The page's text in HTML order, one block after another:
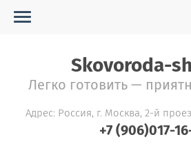
Skovoroda-
Легко готовить —
Адрес: Россия, г. Москва, 2-й
+7 (906)017-